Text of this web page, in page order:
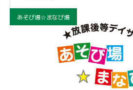
あそび場☆まなび場